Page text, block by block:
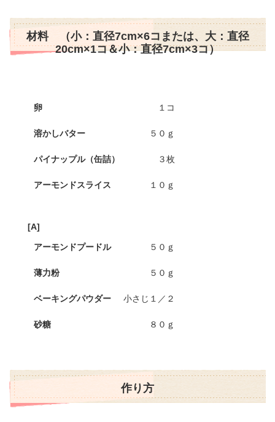
材料 （小：直径7cm×6コまたは、大：直径
20cm×1コ＆小：直径7cm×3コ）
卵 １コ
溶かしバター ５０ｇ
パイナップル（缶詰） ３枚
アーモンドスライス １０ｇ
[A]
アーモンドプードル ５０ｇ
薄力粉 ５０ｇ
ベーキングパウダー 小さじ１／２
砂糖 ８０ｇ
作り方